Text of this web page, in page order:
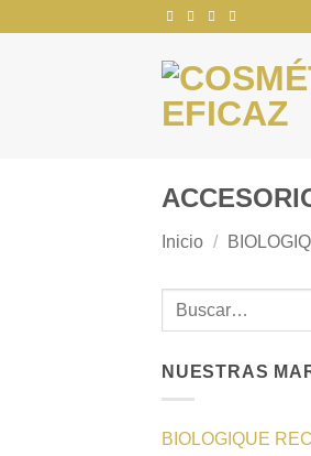
Inicio /
Buscar
NUESTRAS
BIOLOGIQUE